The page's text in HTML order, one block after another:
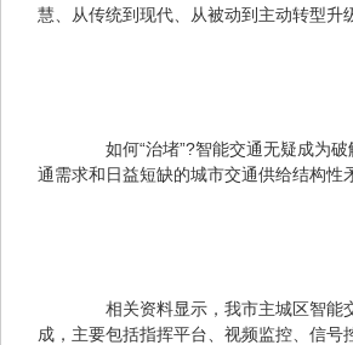
慧、从传统到现代、从被动到主动转型升
如何“治堵”?智能交通无疑成为破
通需求和日益短缺的城市交通供给结构性
相关资料显示，我市主城区智能
成，主要包括指挥平台、视频监控、信号